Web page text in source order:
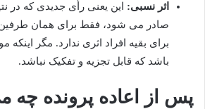
اثر نسبی: این یعنی رأی جدیدی که در
صادر می شود، فقط برای همان
برای بقیه افراد اثری ندارد. مگر
باشد که قابل تجزیه و تفکیک نباشد.
پس از اعاده پرونده چه